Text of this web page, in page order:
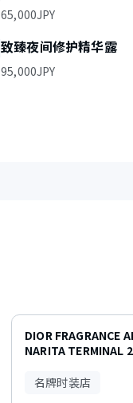
65,000JPY
致臻夜间修护精华露
95,000JPY
DIOR FRAGRANCE
NARITA TERMINAL
名牌时装店